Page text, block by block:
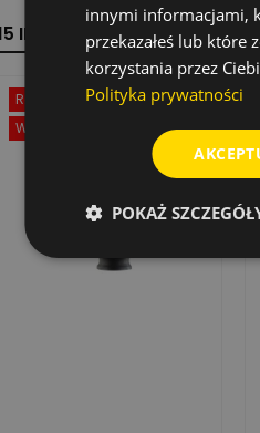
INNYCH PRODUKTÓW W
-50%
Rabat
Wyprzedaż!
innymi informacjami,
przekazałeś lub które
korzystania przez
Polityka prywatności
POKAŻ